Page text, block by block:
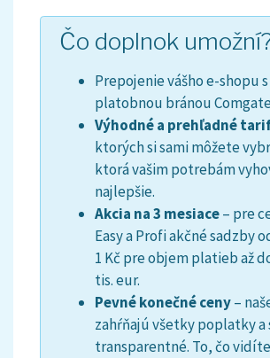
Čo doplnok
Prepojenie vášho e-shopu s
platobnou bránou
Výhodné a prehľadné
ktorých si sami môžete
ktorá vašim potrebám
najlepšie.
Akcia na 3 mesiace– pre
Easy a Profi akčné sadzby
1 Kč pre objem platieb až
tis. eur.
Pevné konečné ceny–
zahŕňajú všetky poplatky a
transparentné. To, čo